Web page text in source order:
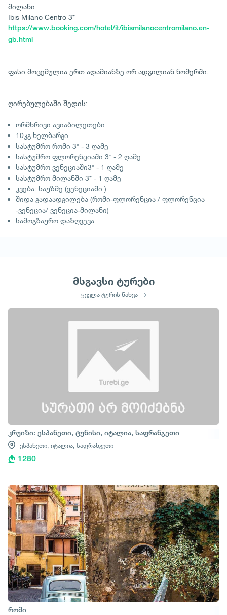
მილანი
Ibis Milano Centro 3*
https://www.booking.com/hotel/it/ibismilanocentromilano.en-
gb.html
ფასი მოცემულია ერთ ადამიანზე ორ ადგილიან ნომერში.
ღირებულებაში შედის:
ორმხრივი ავიაბილეთები
10კგ ხელბარგი
სასტუმრო რომი 3* - 3 ღამე
სასტუმრო ფლორენციაში 3* - 2 ღამე
სასტუმრო ვენეციაში3* - 1 ღამე
სასტუმრო მილანში 3* - 1 ღამე
კვება: საუზმე (ვენეციაში )
შიდა გადაადგილება (რომი-ფლორენცია / ფლორენცია
-ვენეცია/ ვენეცია-მილანი)
სამოგზაურო დაზღვევა
მსგავსი ტურები
ყველა ტურის ნახვა
კრუიზი: ესპანეთი, ტუნისი, იტალია, საფრანგეთი
ესპანეთი, იტალია, საფრანგეთი
1280
რომი